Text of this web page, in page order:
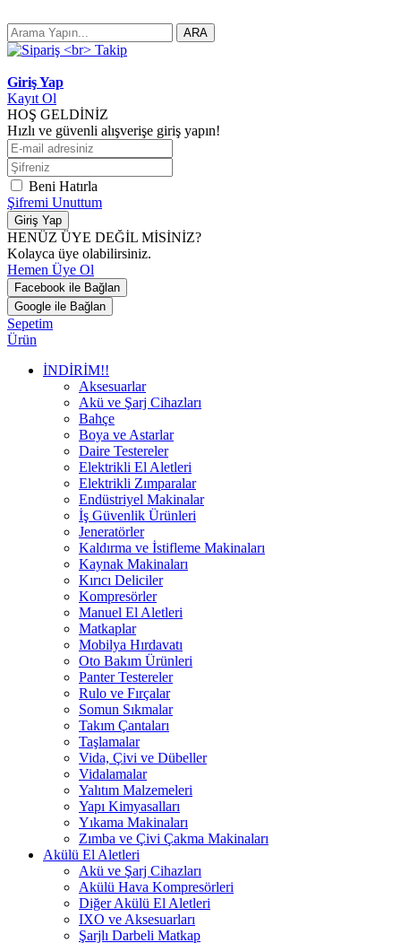
ARA
Giriş Yap
Kayıt Ol
HOŞ GELDİNİZ
Hızlı ve güvenli alışverişe giriş yapın!
Beni Hatırla
Şifremi Unuttum
Giriş Yap
HENÜZ ÜYE DEĞİL MİSİNİZ?
Kolayca üye olabilirsiniz.
Hemen Üye Ol
Facebook ile Bağlan
Google ile Bağlan
Sepetim
Ürün
İNDİRİM!!
Aksesuarlar
Akü ve Şarj Cihazları
Bahçe
Boya ve Astarlar
Daire Testereler
Elektrikli El Aletleri
Elektrikli Zımparalar
Endüstriyel Makinalar
İş Güvenlik Ürünleri
Jeneratörler
Kaldırma ve İstifleme Makinaları
Kaynak Makinaları
Kırıcı Deliciler
Kompresörler
Manuel El Aletleri
Matkaplar
Mobilya Hırdavatı
Oto Bakım Ürünleri
Panter Testereler
Rulo ve Fırçalar
Somun Sıkmalar
Takım Çantaları
Taşlamalar
Vida, Çivi ve Dübeller
Vidalamalar
Yalıtım Malzemeleri
Yapı Kimyasalları
Yıkama Makinaları
Zımba ve Çivi Çakma Makinaları
Akülü El Aletleri
Akü ve Şarj Cihazları
Akülü Hava Kompresörleri
Diğer Akülü El Aletleri
IXO ve Aksesuarları
Şarjlı Darbeli Matkap